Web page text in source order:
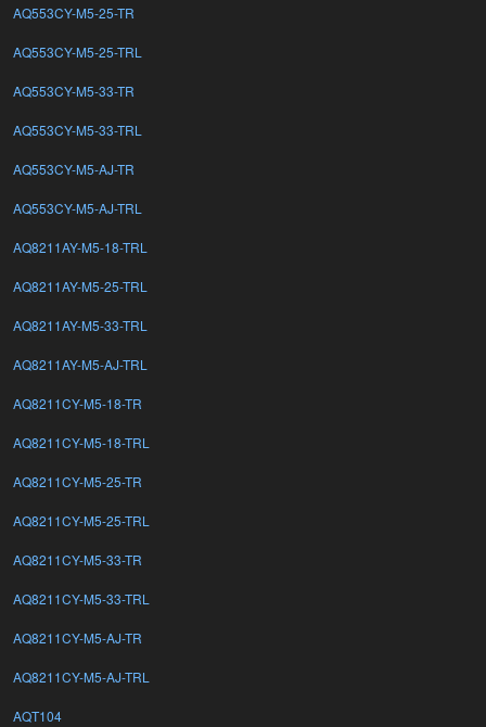
AQ553CY-M5-25-TR
AQ553CY-M5-25-TRL
AQ553CY-M5-33-TR
AQ553CY-M5-33-TRL
AQ553CY-M5-AJ-TR
AQ553CY-M5-AJ-TRL
AQ8211AY-M5-18-TRL
AQ8211AY-M5-25-TRL
AQ8211AY-M5-33-TRL
AQ8211AY-M5-AJ-TRL
AQ8211CY-M5-18-TR
AQ8211CY-M5-18-TRL
AQ8211CY-M5-25-TR
AQ8211CY-M5-25-TRL
AQ8211CY-M5-33-TR
AQ8211CY-M5-33-TRL
AQ8211CY-M5-AJ-TR
AQ8211CY-M5-AJ-TRL
AQT104